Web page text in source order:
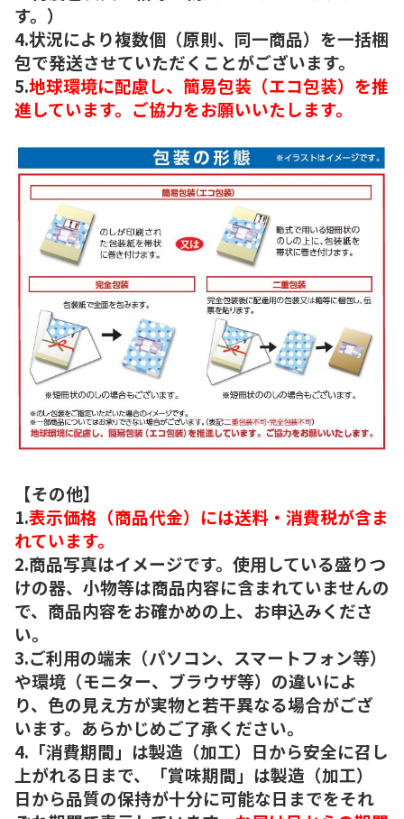
す。）
4.状況により複数個（原則、同一商品）を一括梱
包で発送させていただくことがございます。
5.地球環境に配慮し、簡易包装（エコ包装）を推
進しています。ご協力をお願いいたします。
【その他】
1.表示価格（商品代金）には送料・消費税が含ま
れています。
2.商品写真はイメージです。使用している盛りつ
けの器、小物等は商品内容に含まれていませんの
で、商品内容をお確かめの上、お申込みくださ
い。
3.ご利用の端末（パソコン、スマートフォン等）
や環境（モニター、ブラウザ等）の違いによ
り、色の見え方が実物と若干異なる場合がござ
います。あらかじめご了承ください。
4.「消費期間」は製造（加工）日から安全に召し
上がれる日まで、「賞味期間」は製造（加工）
日から品質の保持が十分に可能な日までをそれ